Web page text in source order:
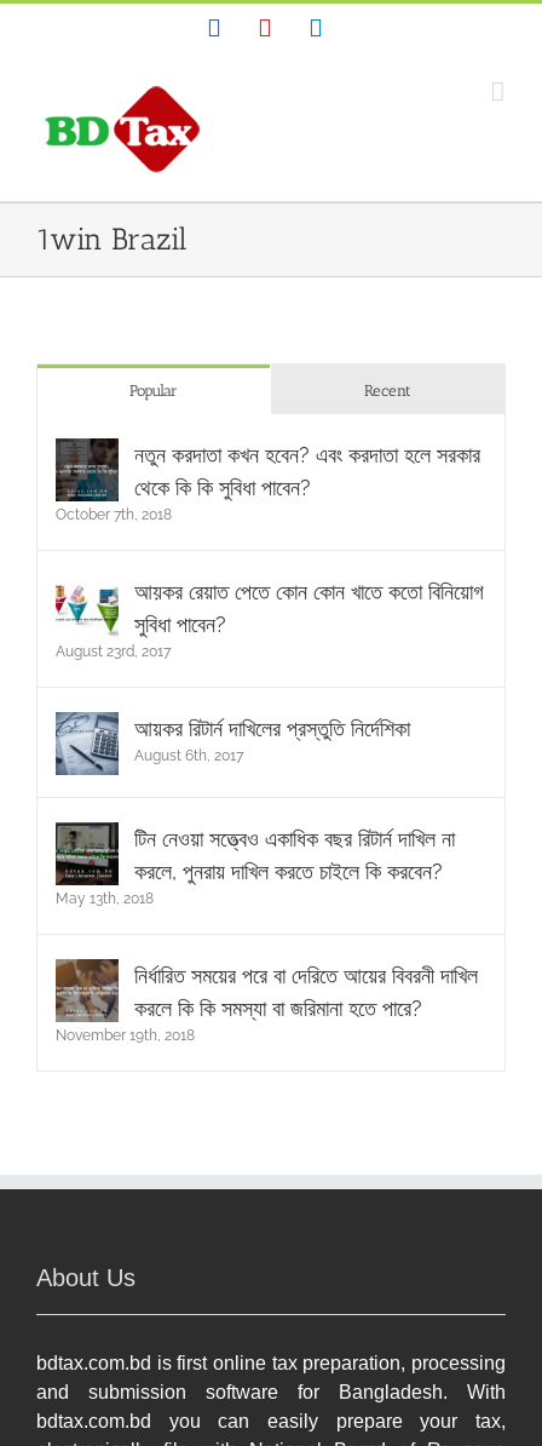
FacebookYouTube
1win Brazil
Popular Recent
নতুন করদাতা কখন হবেন? এবং করদাতা হলে সরকার
থেকে কি কি সুবিধা পাবেন?
October 7th, 2018
আয়কর রেয়াত পেতে কোন কোন খাতে কতো বিনিয়োগ
সুবিধা পাবেন?
August 23rd, 2017
আয়কর রিটার্ন দাখিলের প্রস্তুতি নির্দেশিকা
August 6th, 2017
টিন নেওয়া সত্ত্বেও একাধিক বছর রিটার্ন দাখিল না
করলে, পুনরায় দাখিল করতে চাইলে কি করবেন?
May 13th, 2018
নির্ধারিত সময়ের পরে বা দেরিতে আয়ের বিবরনী দাখিল
করলে কি কি সমস্যা বা জরিমানা হতে পারে?
November 19th, 2018
About Us
bdtax.com.bd is first online tax preparation, processing
and submission software for Bangladesh. With
bdtax.com.bd you can easily prepare your tax,